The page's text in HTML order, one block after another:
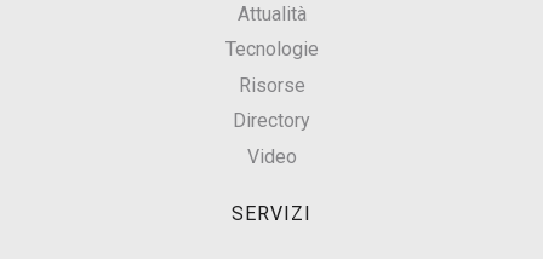
Attualità
Tecnologie
Risorse
Directory
Video
SERVIZI